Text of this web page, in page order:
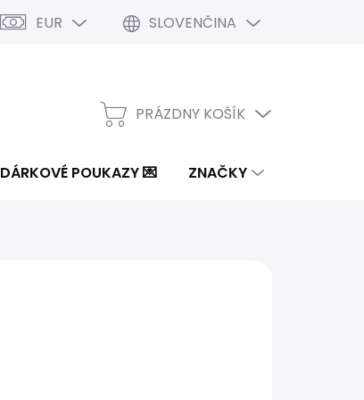
EUR SLOVENČINA
NÁKUPNÝ
PRÁZDNY KOŠÍK
DÁRKOVÉ POUKAZY 💌 ZNAČKY